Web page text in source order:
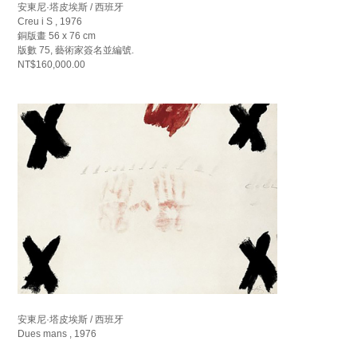
安東尼·塔皮埃斯 / 西班牙
Creu i S , 1976
銅版畫 56 x 76 cm
版數 75, 藝術家簽名並編號.
NT$160,000.00
安東尼·塔皮埃斯 / 西班牙
Dues mans , 1976